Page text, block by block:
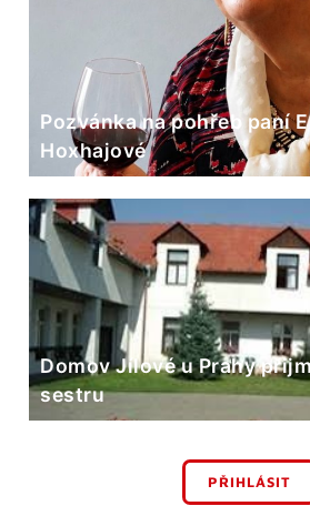
Pozvánka na pohřeb paní
Hoxhajové
Domov Jílové u Prahy
sestru
PŘIHLÁSIT